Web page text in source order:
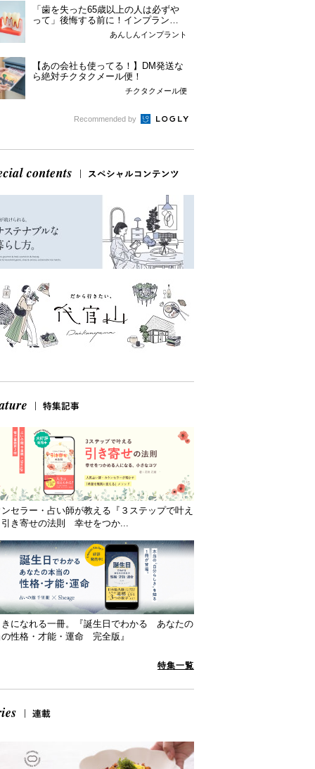
「歯を失った65歳以上の人は必ずや
って」後悔する前に！インプラント
あんしんインプラント
【あの会社も使ってる！】DM発送な
ら絶対チクタクメール便！
チクタクメール便
Recommended by
セラー・占い師が教える『３ステップで叶え
き寄せの法則 幸せをつか...
きになれる一冊。『誕生日でわかる あなたの
性格・才能・運命 完全版』
特集一覧